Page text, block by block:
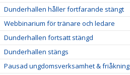
Dunderhallen håller fortfarande stängt
Webbinarium för tränare och ledare
Dunderhallen fortsatt stängd
Dunderhallen stängs
Pausad ungdomsverksamhet & friåkning